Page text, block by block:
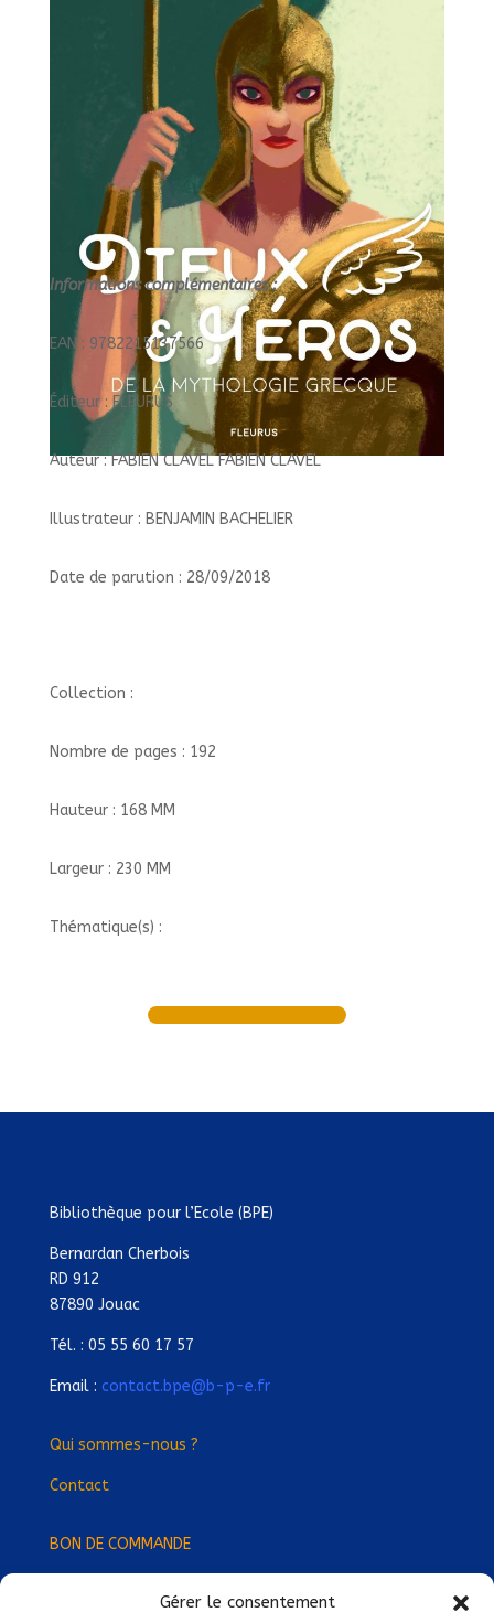
Gérer le consentement
Informations complémentaires :
EAN : 9782215137566
Éditeur : FLEURUS
Auteur : FABIEN CLAVEL FABIEN CLAVEL
Illustrateur : BENJAMIN BACHELIER
Date de parution : 28/09/2018
Collection :
Nombre de pages : 192
Hauteur : 168 MM
Largeur : 230 MM
Thématique(s) :
Bibliothèque pour l’Ecole (BPE)
Bernardan Cherbois
RD 912
87890 Jouac
Tél. : 05 55 60 17 57
Email : contact.bpe@b-p-e.fr
Qui sommes-nous ?
Contact
BON DE COMMANDE
Devenez Délégué·e Régional·e !